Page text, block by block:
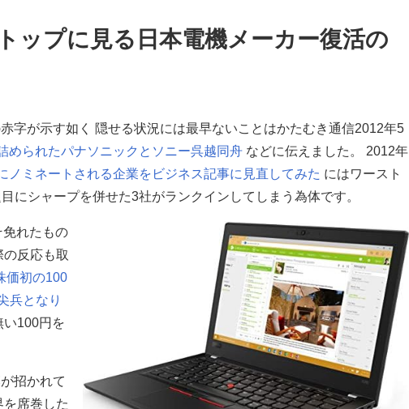
ップに見る日本電機メーカー復活の
字が示す如く 隠せる状況には最早ないことはかたむき通信2012年5
められたパナソニックとソニー呉越同舟 などに伝えました。 2012年
ノミネートされる企業をビジネス記事に見直してみた にはワースト
にシャープを併せた3社がランクインしてしまう為体です。
れたもの
反応も取
価初の100
兵となり
い100円を
招かれて
席巻した